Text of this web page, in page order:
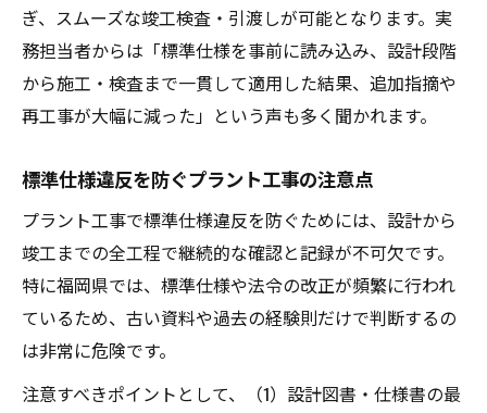
ぎ、スムーズな竣工検査・引渡しが可能となります。実
務担当者からは「標準仕様を事前に読み込み、設計段階
から施工・検査まで一貫して適用した結果、追加指摘や
再工事が大幅に減った」という声も多く聞かれます。
標準仕様違反を防ぐプラント工事の注意点
プラント工事で標準仕様違反を防ぐためには、設計から
竣工までの全工程で継続的な確認と記録が不可欠です。
特に福岡県では、標準仕様や法令の改正が頻繁に行われ
ているため、古い資料や過去の経験則だけで判断するの
は非常に危険です。
注意すべきポイントとして、（1）設計図書・仕様書の最